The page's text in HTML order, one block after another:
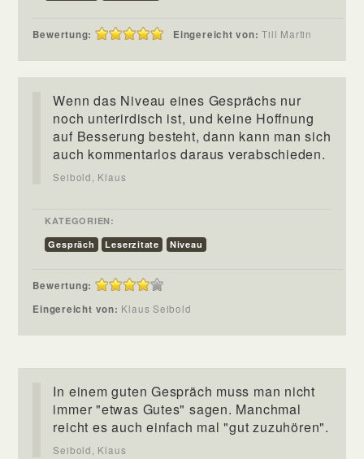
Bewertung: Eingereicht von:Till Martin
Wenn das Niveau eines Gesprächs nur
noch unterirdisch ist, und keine Hoffnung
auf Besserung besteht, dann kann man sich
auch kommentarlos daraus verabschieden.
Seibold, Klaus
KATEGORIEN:
Gespräch
Leserzitate Niveau
Bewertung:
Eingereicht von: Klaus Seibold
In einem guten Gespräch muss man nicht
immer "etwas Gutes" sagen. Manchmal
reicht es auch einfach mal "gut zuzuhören".
Seibold, Klaus